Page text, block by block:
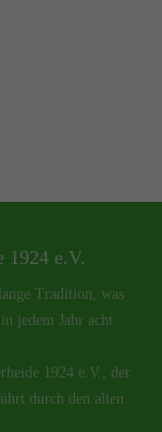
1924 e.V.
Tradition, was
jedem Jahr acht
1924 e.V., der
durch den alten